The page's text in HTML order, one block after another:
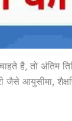
तो अंतिम
जैसे आयुसीमा,